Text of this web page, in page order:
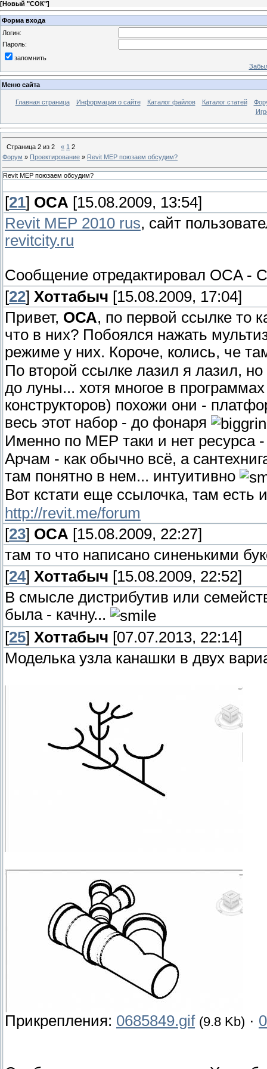
[Новый "СОК"]
Форма входа
Логин:
Пароль:
запомнить
Меню сайта
Главная страница Информация о сайте Каталог файлов Каталог статей
Страница 2 из 2 « 1 2
Форум » Проектирование » Revit MEP поюзаем обсудим?
Revit MEP поюзаем обсудим?
[21] OCA [15.08.2009, 13:54]
Revit MEP 2010 rus, сайт
revitcity.ru
Сообщение отредактировал OCA-
[22] Хоттабыч [15.08.2009, 17:04]
Привет, ОСА, по первой ссылке то
что в них? Побоялся нажать
режиме у них. Короче, колись, че
По второй ссылке лазил я лазил,
до луны... хотя многое в
конструкторов) похожи они -
весь этот набор - до фонаря
Именно по MEP таки и нет ресурса
Арчам - как обычно всё, а
там понятно в нем... интуитивно
Вот кстати еще ссылочка, там есть
http://revit.me/forum
[23] OCA [15.08.2009, 22:27]
там то что написано синенькими
[24] Хоттабыч [15.08.2009, 22:52]
В смысле дистрибутив или
была - качну...
[25] Хоттабыч [07.07.2013, 22:14]
Моделька узла канашки в двух
Прикрепления: 0685849.gif (9.8 Kb) ·